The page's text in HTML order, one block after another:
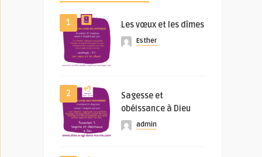
1 Les vœux et les dîmes
Esther
2
Sagesse et
obéissance à Dieu
admin